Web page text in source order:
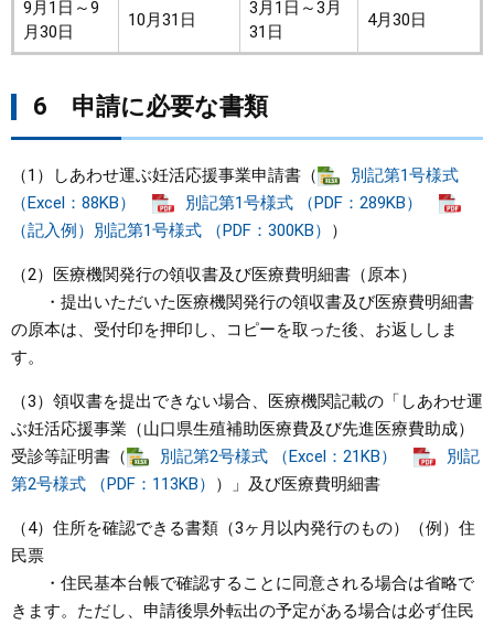
9月1日～9
月30日
10月31日
3月1日～3月
31日
4月30日
6 申請に必要な書類
（1）しあわせ運ぶ妊活応援事業申請書（
別記第1号様式
（Excel：88KB）
別記第1号様式 （PDF：289KB）
（記入例）別記第1号様式 （PDF：300KB）
）
（2）医療機関発行の領収書及び医療費明細書（原本）
・提出いただいた医療機関発行の領収書及び医療費明細書
の原本は、受付印を押印し、コピーを取った後、お返ししま
す。
（3）領収書を提出できない場合、医療機関記載の「しあわせ運
ぶ妊活応援事業（山口県生殖補助医療費及び先進医療費助成）
受診等証明書（
別記第2号様式 （Excel：21KB）
別記
第2号様式 （PDF：113KB）
）」及び医療費明細書
（4）住所を確認できる書類（3ヶ月以内発行のもの）（例）住
民票
・住民基本台帳で確認することに同意される場合は省略で
きます。ただし、申請後県外転出の予定がある場合は必ず住民